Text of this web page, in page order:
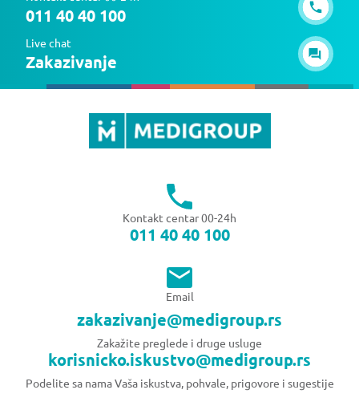
011 40 40 100
Live chat
Zakazivanje
Kontakt centar 00-24h
011 40 40 100
Email
zakazivanje@medigroup.rs
Zakažite preglede i druge usluge
korisnicko.iskustvo@medigroup.rs
Podelite sa nama Vaša iskustva, pohvale, prigovore i sugestije